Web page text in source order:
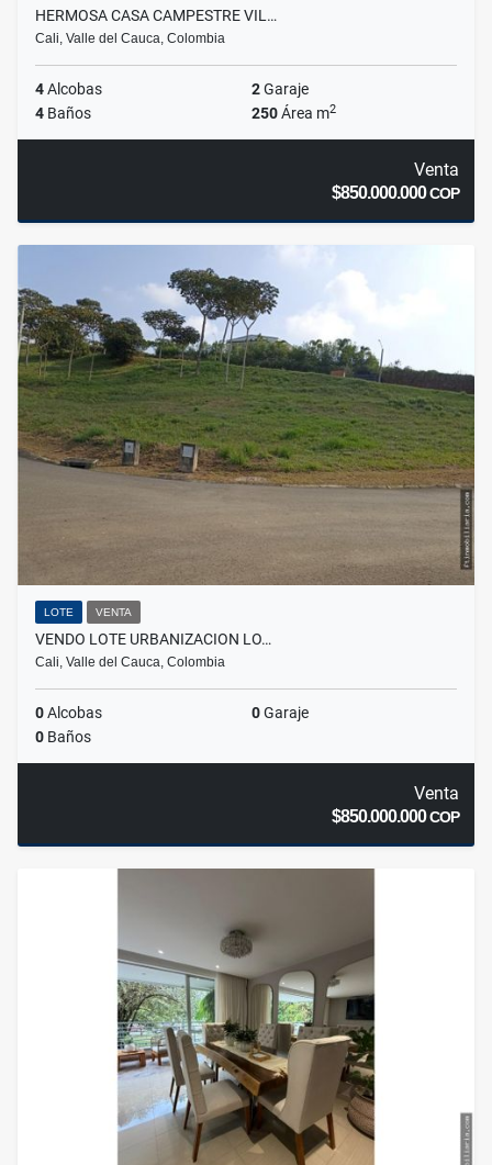
HERMOSA CASA CAMPESTRE VIL…
Cali, Valle del Cauca, Colombia
4Alcobas 2Garaje
4 Baños 250Área m2
Venta
$850.000.000COP
LOTE VENTA
VENDO LOTE URBANIZACION LO…
Cali, Valle del Cauca, Colombia
0Alcobas 0Garaje
0 Baños
Venta
$850.000.000COP